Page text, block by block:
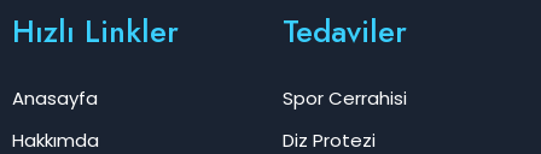
Hızlı Linkler
Anasayfa
Hakkımda
Tedaviler
Spor Cerrahisi
Diz Protezi